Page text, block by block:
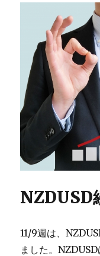
と
め
に
NZDUSD
11/9週は、
ました。